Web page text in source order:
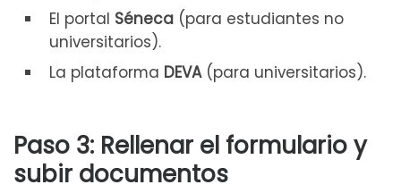
El portal Séneca (para estudiantes no
universitarios).
La plataforma DEVA(para universitarios).
Paso 3: Rellenar el formulario y
subir documentos